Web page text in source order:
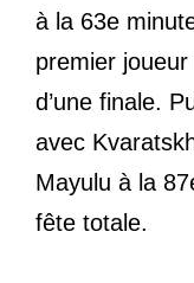
à la 63e
premier
d’une finale.
avec
Mayulu à la
fête totale.